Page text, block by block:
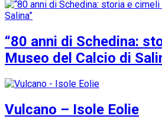
“80 anni di Schedina:
Museo del Calcio di
Vulcano – Isole Eolie